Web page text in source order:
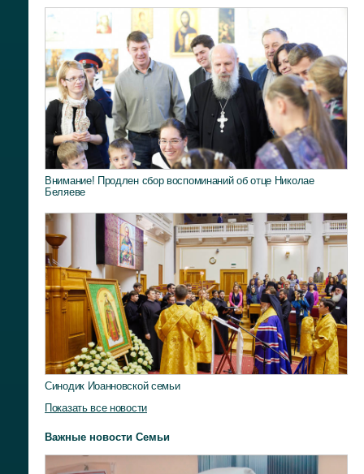
Внимание! Продлен сбор воспоминаний об отце Николае
Беляеве
Синодик Иоанновской семьи
Показать все новости
Важные новости Семьи